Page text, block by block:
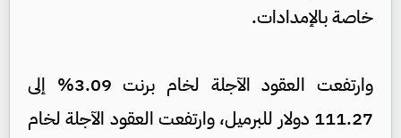
خاصة بالإمدادات.
وارتفعت العقود الآجلة لخام برنت 3.09% إلى
111.27 دولار للبرميل، وارتفعت العقود الآجلة لخام